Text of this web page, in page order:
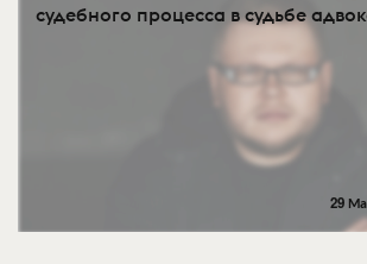
судебного процесса в судьбе
29